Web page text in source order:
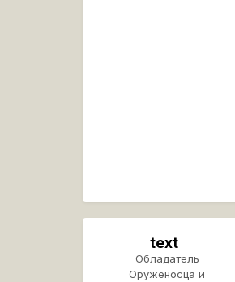
text
Обладатель
Оруженосца и